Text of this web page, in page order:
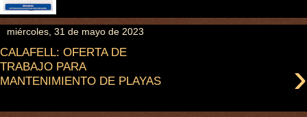
miércoles, 31 de mayo de 2023
CALAFELL: OFERTA DE
TRABAJO PARA
MANTENIMIENTO DE PLAYAS
›